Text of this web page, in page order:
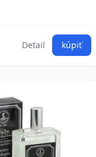
Detail kúpiť